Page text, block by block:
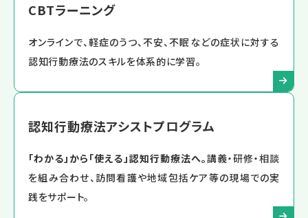
CBTラーニング
オンラインで、軽症のうつ、不安、不眠などの症状に対する
認知行動療法のスキルを体系的に学習。
認知行動療法アシストプログラム
「わかる」から「使える」認知行動療法へ。講義・研修・相談
を組み合わせ、訪問看護や地域包括ケア等の現場での実
践をサポート。